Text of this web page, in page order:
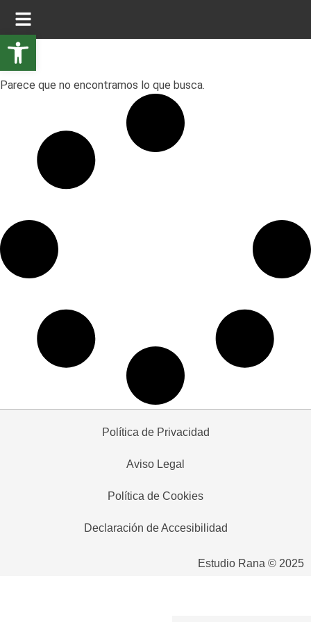
Parece que no encontramos lo que busca.
Política de Privacidad
Aviso Legal
Política de Cookies
Declaración de Accesibilidad
Estudio Rana © 2025
Abrir barra de herramientas